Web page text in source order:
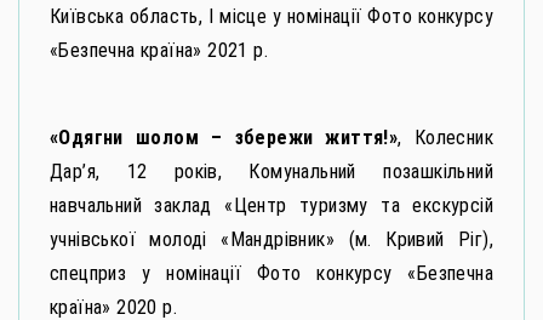
Київська область, І місце у номінації Фото конкурсу
«Безпечна країна» 2021 р.
«Одягни шолом – збережи життя!», Колесник
Дар’я, 12 років, Комунальний позашкільний
навчальний заклад «Центр туризму та екскурсій
учнівської молоді «Мандрівник» (м. Кривий Ріг),
спецприз у номінації Фото конкурсу «Безпечна
країна» 2020 р.